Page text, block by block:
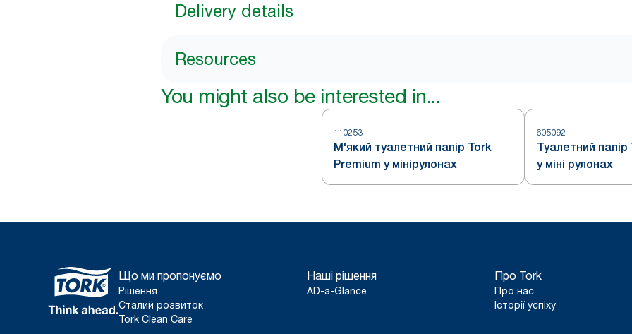
Delivery details
Resources
You might also be interested in...
110253
М'який туалетний папір Tork
Premium у мінірулонах
605092
Туалетний
у міні рулонах
Що ми пропонуємо
Рішення
Сталий розвиток
Tork Clean Care
Наші рішення
AD-a-Glance
Про Tork
Про нас
Історії успіху